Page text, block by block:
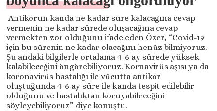
Antikorun kanda ne kadar süre kalacağına cevap
vermenin ne kadar sürede oluşacağına cevap
vermekten zor olduğunu ifade eden Özer, “Covid-19
için bu sürenin ne kadar olacağını henüz bilmiyoruz.
Şu andaki bilgilerle ortalama 4-6 ay sürede yüksek
kalabileceğini öngörebiliyoruz. Kornavirüs aşısı ya da
koronavirüs hastalığı ile vücutta antikor
oluştuğunda 4-6 ay süre ile kanda tespit edilebilir
olduğunu ve hastalıktan koruyabileceğini
söyleyebiliyoruz” diye konuştu.